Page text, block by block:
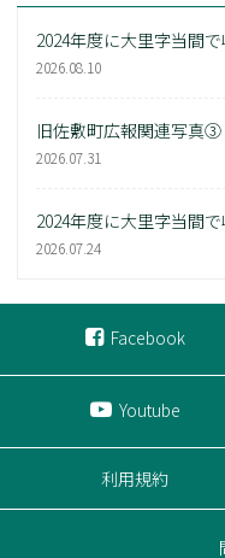
2024年度に大里字当間
2026.08.10
旧佐敷町広報関連写真③
2026.07.31
2024年度に大里字当間
2026.07.24
Facebook
Youtube
利用規約